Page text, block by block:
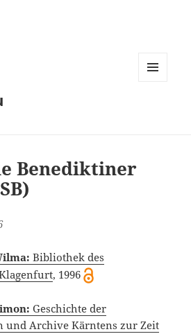
Benediktiner
Bibliothek des
, 1996
Geschichte der
und Archive Kärntens zur Zeit